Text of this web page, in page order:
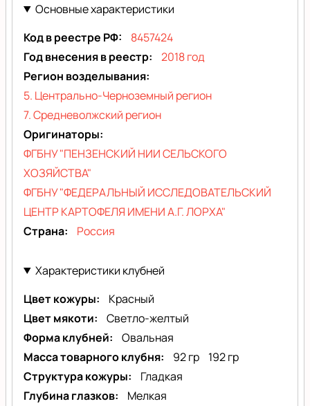
Основные характеристики
Код в реестре РФ
8457424
Год внесения в реестр
2018 год
Регион возделывания
5. Центрально-Черноземный регион
7. Средневолжский регион
Оригинаторы
ФГБНУ "ПЕНЗЕНСКИЙ НИИ СЕЛЬСКОГО
ХОЗЯЙСТВА"
ФГБНУ "ФЕДЕРАЛЬНЫЙ ИССЛЕДОВАТЕЛЬСКИЙ
ЦЕНТР КАРТОФЕЛЯ ИМЕНИ А.Г. ЛОРХА"
Страна
Россия
Характеристики клубней
Цвет кожуры
Красный
Цвет мякоти
Светло-желтый
Форма клубней
Овальная
Масса товарного клубня
92 гр
192 гр
Структура кожуры
Гладкая
Глубина глазков
Мелкая